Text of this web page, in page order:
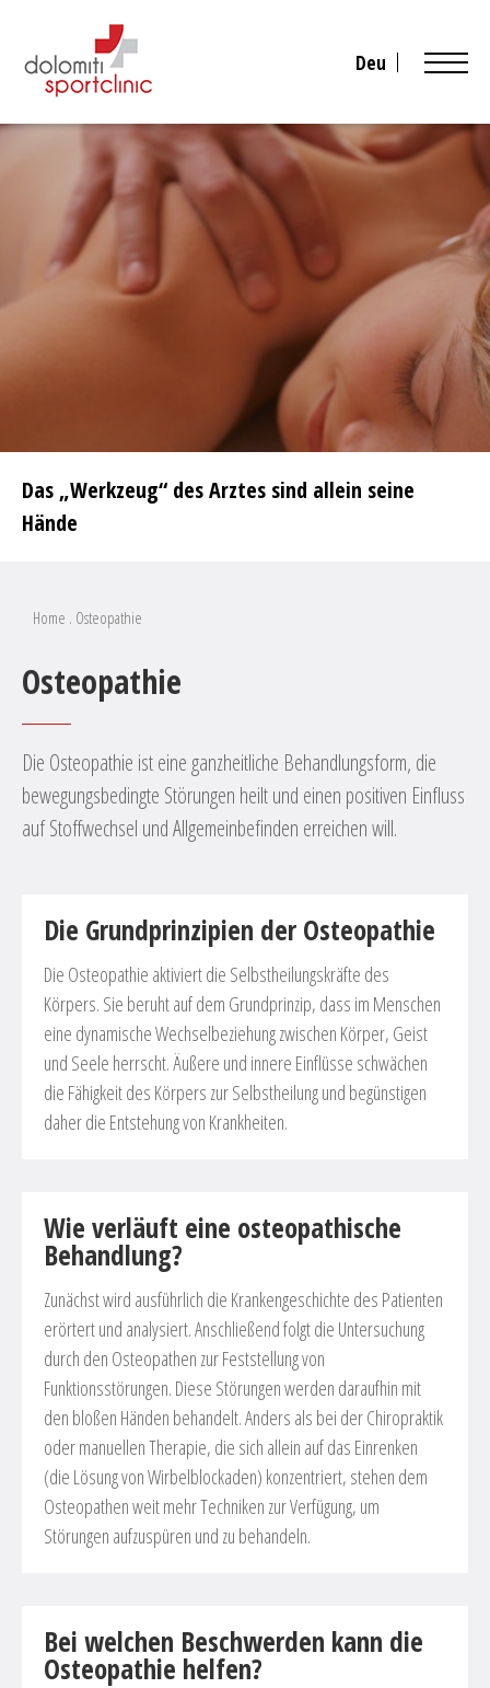
Deu
Das „Werkzeug“ des Arztes sind allein seine
Hände
Home . Osteopathie
Osteopathie
Die Osteopathie ist eine ganzheitliche Behandlungsform, die
bewegungsbedingte Störungen heilt und einen positiven Einfluss
auf Stoffwechsel und Allgemeinbefinden erreichen will.
Die Grundprinzipien der Osteopathie
Die Osteopathie aktiviert die Selbstheilungskräfte des
Körpers. Sie beruht auf dem Grundprinzip, dass im Menschen
eine dynamische Wechselbeziehung zwischen Körper, Geist
und Seele herrscht. Äußere und innere Einflüsse schwächen
die Fähigkeit des Körpers zur Selbstheilung und begünstigen
daher die Entstehung von Krankheiten.
Wie verläuft eine osteopathische
Behandlung?
Zunächst wird ausführlich die Krankengeschichte des Patienten
erörtert und analysiert. Anschließend folgt die Untersuchung
durch den Osteopathen zur Feststellung von
Funktionsstörungen. Diese Störungen werden daraufhin mit
den bloßen Händen behandelt. Anders als bei der Chiropraktik
oder manuellen Therapie, die sich allein auf das Einrenken
(die Lösung von Wirbelblockaden) konzentriert, stehen dem
Osteopathen weit mehr Techniken zur Verfügung, um
Störungen aufzuspüren und zu behandeln.
Bei welchen Beschwerden kann die
Osteopathie helfen?